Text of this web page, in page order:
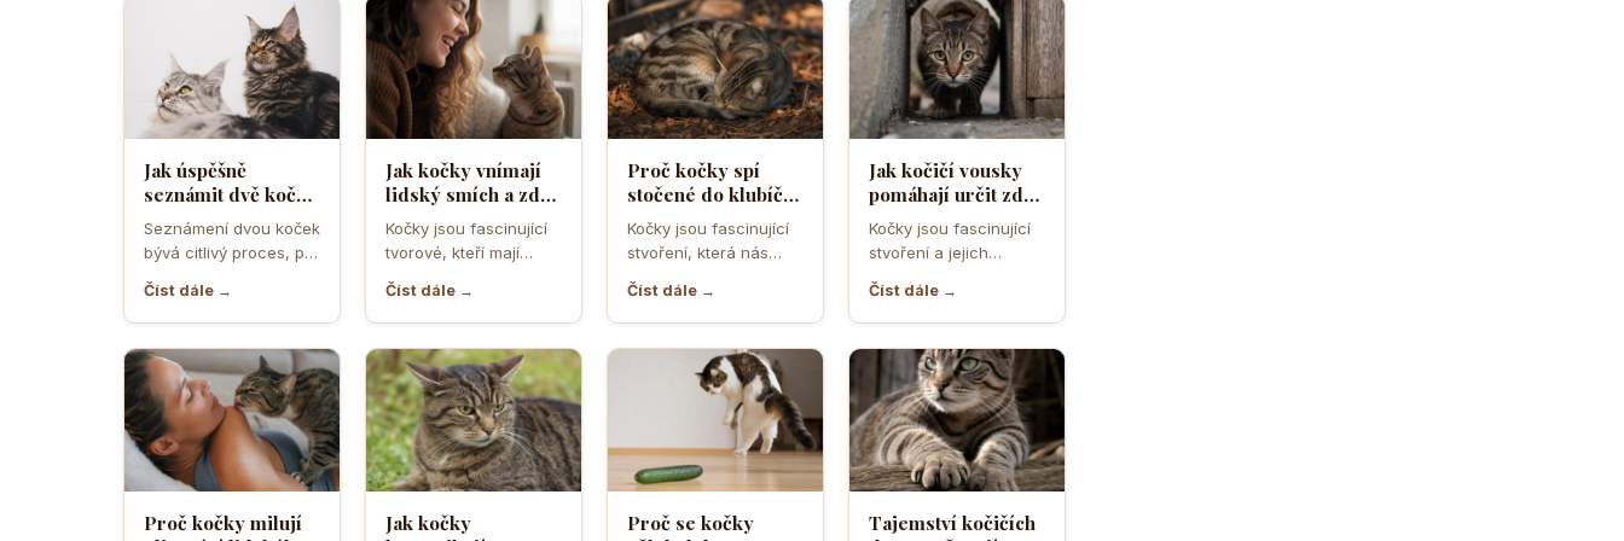
Jak úspěšně
seznámit dvě kočky
a předejít
teritoriálním
válkám
Seznámení dvou koček
bývá citlivý proces, při
minuty, pachy,
prostředí i…
Číst dále →
Jak kočky vnímají
lidský smích a zda
ho považují za
projev radosti nebo
hrozbu
Kočky jsou fascinující
tvorové, kteří mají
komunikace a vnímání
světa. Když se…
Číst dále →
Proč kočky spí
stočené do klubíčka
a jak si tím chrání
tělesné teplo a
orgány
Kočky jsou fascinující
stvoření, která nás
svým chováním a
postoji. Jedno z…
Číst dále →
Jak kočičí vousky
pomáhají určit zda
se kočka vejde do
úzkého otvoru
Kočky jsou fascinující
stvoření a jejich
proklouznout i těmi
nejužšími otvory je
často…
Číst dále →
Proč kočky milují
Jak kočky
Proč se kočky
Tajemství kočičích